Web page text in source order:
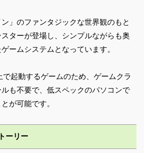
ン」のファンタジックな世界観のもと
ターが登場し、シンプルながらも奥
ームシステムとなっています。
で起動するゲームのため、ゲームクラ
も不要で、低スペックのパソコンで
が可能です。
ーリー